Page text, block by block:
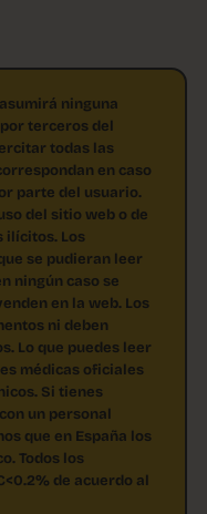
asumirá ninguna
terceros del
todas las
en caso
parte del usuario.
del sitio web o de
ilícitos. Los
se pudieran leer
ningún caso se
en la web. Los
ni deben
Lo que puedes leer
médicas oficiales
Si tienes
un personal
que en España los
Todos los
de acuerdo al